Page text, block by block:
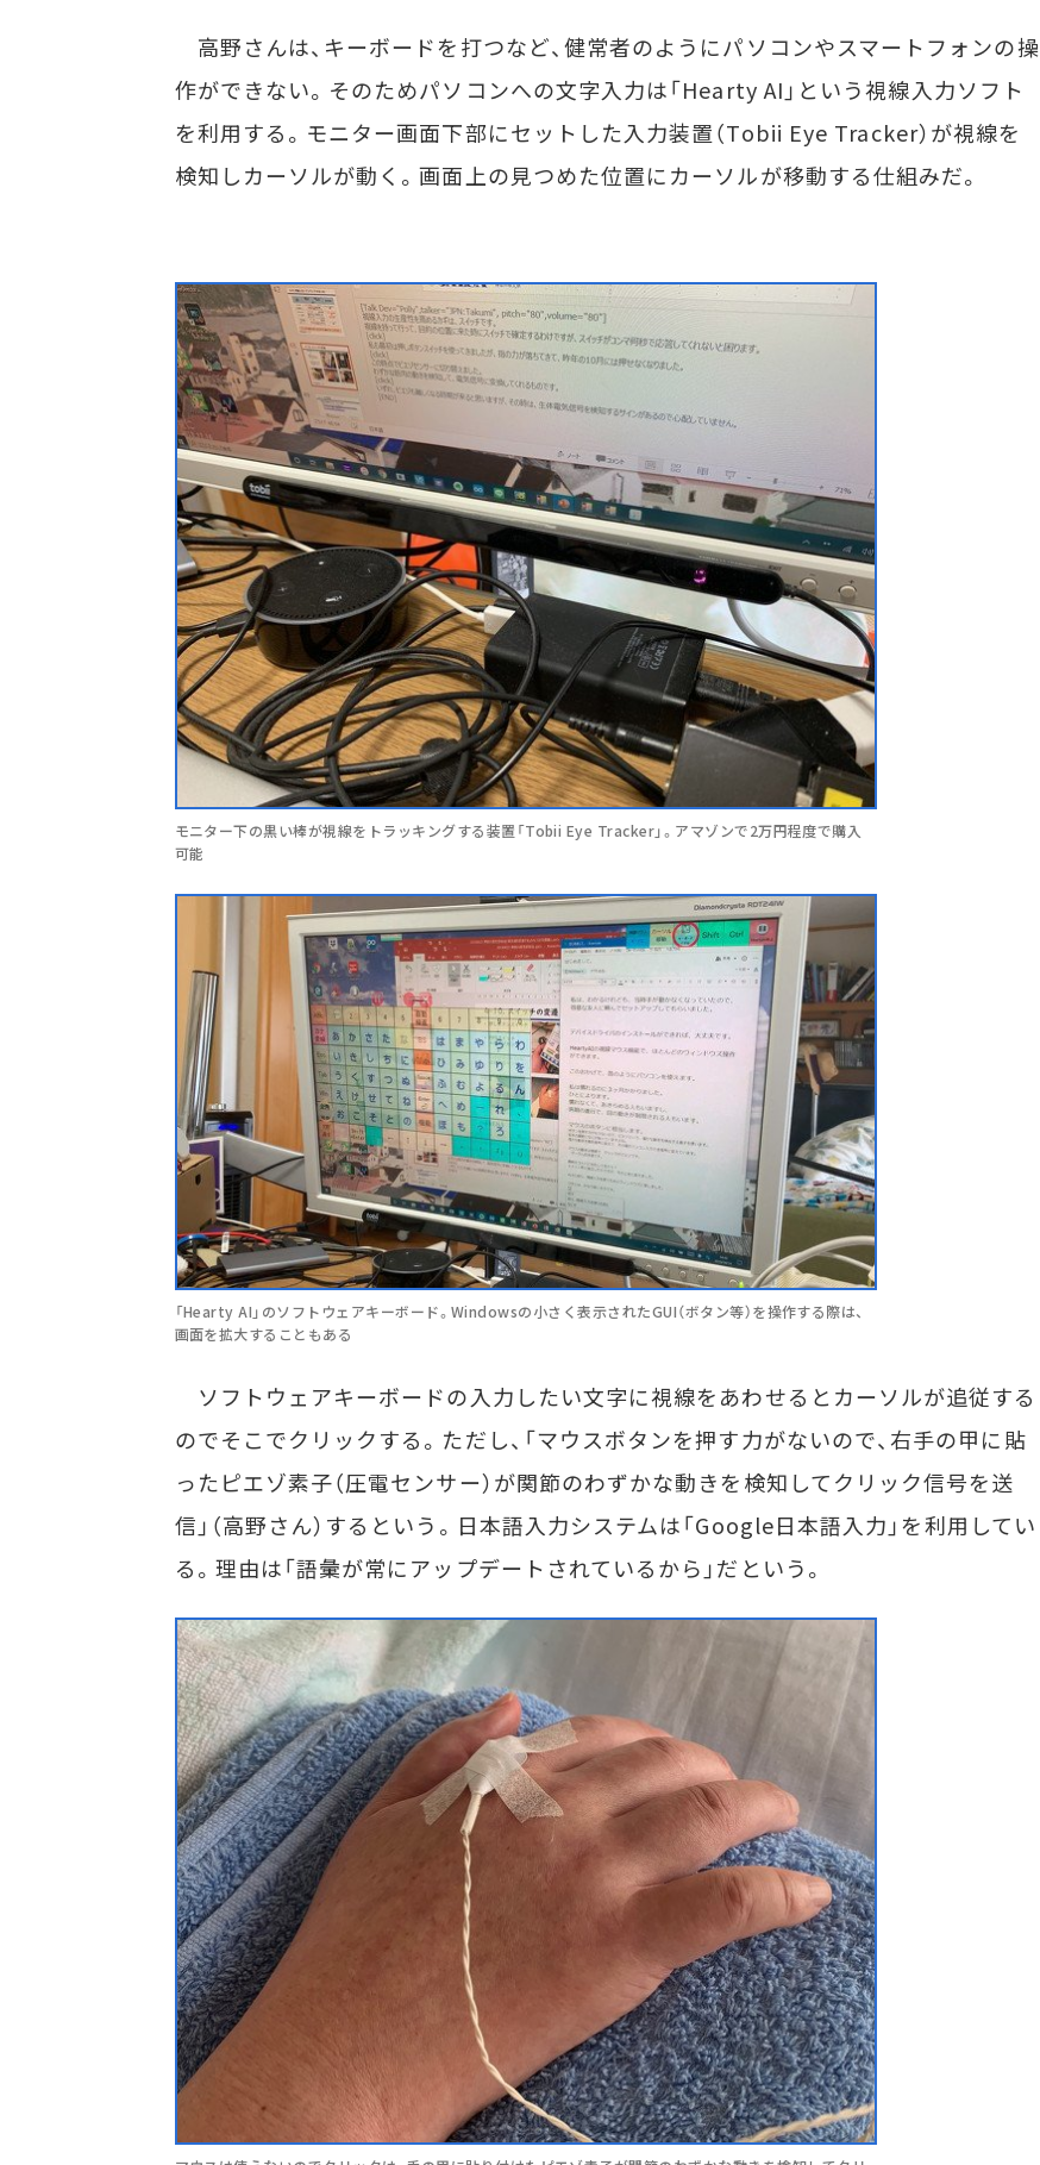
高野さんは、キーボードを打つなど、健常者のようにパソコンやスマートフォンの操
作ができない。そのためパソコンへの文字入力は「Hearty AI」という視線入力ソフト
を利用する。モニター画面下部にセットした入力装置（Tobii Eye Tracker）が視線を
検知しカーソルが動く。画面上の見つめた位置にカーソルが移動する仕組みだ。
モニター下の黒い棒が視線をトラッキングする装置「Tobii Eye Tracker」。アマゾンで2万円程度で購入
可能
「Hearty AI」のソフトウェアキーボード。Windowsの小さく表示されたGUI（ボタン等）を操作する際は、
画面を拡大することもある
ソフトウェアキーボードの入力したい文字に視線をあわせるとカーソルが追従する
のでそこでクリックする。ただし、「マウスボタンを押す力がないので、右手の甲に貼
ったピエゾ素子（圧電センサー）が関節のわずかな動きを検知してクリック信号を送
信」（高野さん）するという。日本語入力システムは「Google日本語入力」を利用してい
る。理由は「語彙が常にアップデートされているから」だという。